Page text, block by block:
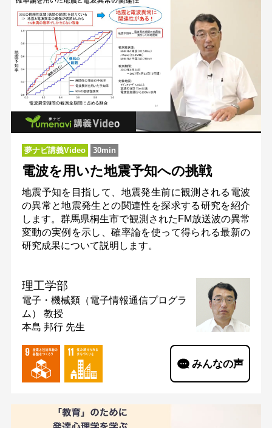
夢ナビ講義Video 30min
電波を用いた地震予知への挑戦
地震予知を目指して、地震発生前に観測される電波
の異常と地震発生との関連性を探求する研究を紹介
します。群馬県桐生市で観測されたFM放送波の異常
変動の実例を示し、確率論を使って得られる最新の
研究成果について説明します。
理工学部
電子・機械類（電子情報通信プログラ
ム） 教授
本島 邦行 先生
みんなの声